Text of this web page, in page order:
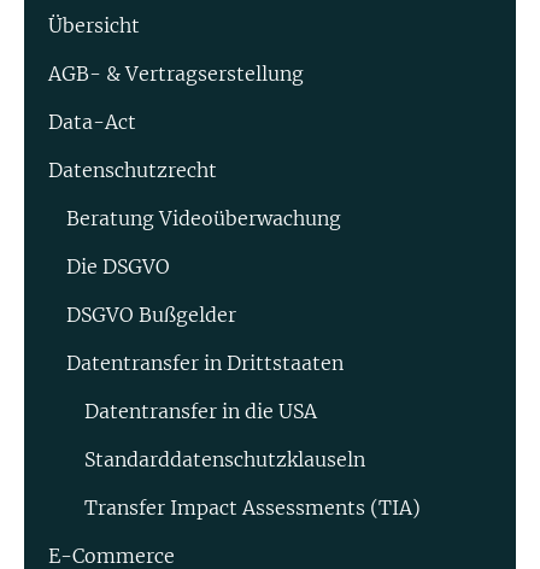
Übersicht
AGB- & Vertragserstellung
Data-Act
Datenschutzrecht
Beratung Video­überwachung
Die DSGVO
DSGVO Bußgelder
Datentransfer in Drittstaaten
Datentransfer in die USA
Standard­datenschutz­klauseln
Transfer Impact Assessments (TIA)
E-Commerce